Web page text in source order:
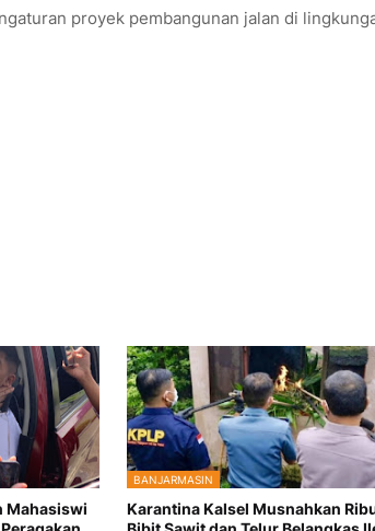
proyek pembangunan jalan di
Mahasiswi
BANJARMASIN
Karantina Kalsel Musnahkan